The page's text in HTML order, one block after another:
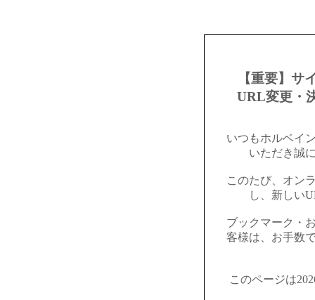
【重要】サ
URL変更・
いつもホルベイ
いただき誠
このたび、オン
し、新しい
ブックマーク・
客様は、お手数
このページは